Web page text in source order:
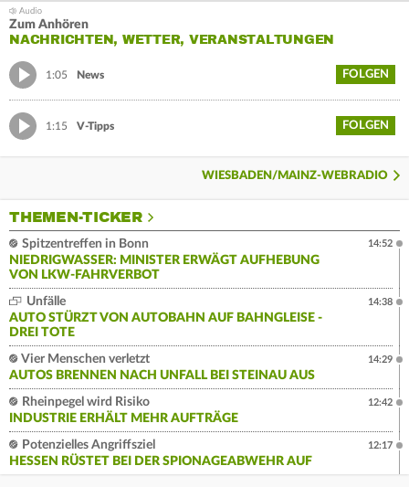
Zum Anhören
NACHRICHTEN, WETTER, VERANSTALTUNGEN
1:05 News FOLGEN
1:15 V-Tipps FOLGEN
WIESBADEN/MAINZ-WEBRADIO
THEMEN-TICKER
Spitzentreffen in Bonn
NIEDRIGWASSER: MINISTER ERWÄGT AUFHEBUNG
VON LKW-FAHRVERBOT
14:52
Unfälle
AUTO STÜRZT VON AUTOBAHN AUF BAHNGLEISE -
DREI TOTE
14:38
Vier Menschen verletzt
AUTOS BRENNEN NACH UNFALL BEI STEINAU AUS
14:29
Rheinpegel wird Risiko
INDUSTRIE ERHÄLT MEHR AUFTRÄGE
12:42
Potenzielles Angriffsziel
HESSEN RÜSTET BEI DER SPIONAGEABWEHR AUF
12:17